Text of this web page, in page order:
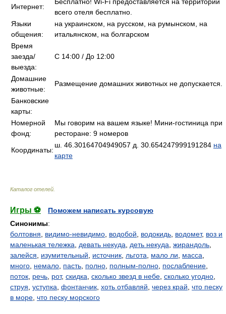
Интернет:
всего отеля бесплатно.
Языки
общения:
на украинском, на русском, на румынском, на
итальянском, на болгарском
Время
заезда/
выезда:
C 14:00 / До 12:00
Домашние
животные:
Размещение домашних животных не допускается.
Банковские
карты:
Номерной
фонд:
Мы говорим на вашем языке! Мини-гостиница при
ресторане: 9 номеров
Координаты:
ш. 46.30164704949057 д. 30.654247999191284 на
карте
Каталог отелей
Игры ⚽
Поможем написать курсовую
Синонимы:
болтовня
видимо-невидимо водобой водокидь водомет, воз и
маленькая тележка
девать некуда деть некуда жирандоль
залейся
изумительный источник льгота мало ли масса
много немало пасть полно полным-полно послабление
поток речь рот, скидка сколько звезд в небе сколько угодно
струя уступка фонтанчик хоть отбавляй через край что песку
в море что песку морского